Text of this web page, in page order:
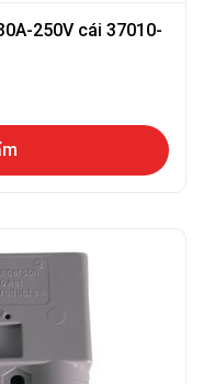
250V cái 37010-